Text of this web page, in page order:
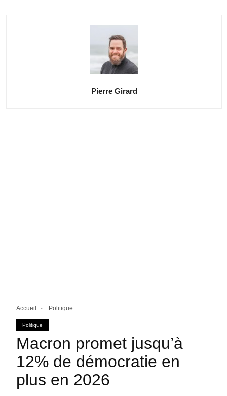
Pierre Girard